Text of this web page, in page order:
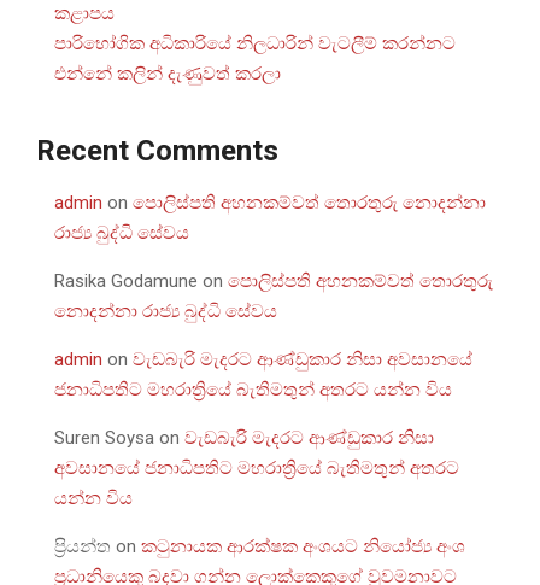
කළාපය
පාරිභෝගික අධිකාරියේ නිලධාරින් වැටලීම් කරන්නට
එන්නේ කලින් දැණුවත් කරලා
Recent Comments
admin on පොලිස්පති අහනකම්වත් තොරතුරු නොදන්නා
රාජ්‍ය බුද්ධි සේවය
Rasika Godamune on පොලිස්පති අහනකම්වත් තොරතුරු
නොදන්නා රාජ්‍ය බුද්ධි සේවය
admin on වැඩබැරි මැදරට ආණ්ඩුකාර නිසා අවසානයේ
ජනාධිපතිට මහරාත්‍රියේ බැතිමතුන් අතරට යන්න විය
Suren Soysa on වැඩබැරි මැදරට ආණ්ඩුකාර නිසා
අවසානයේ ජනාධිපතිට මහරාත්‍රියේ බැතිමතුන් අතරට
යන්න විය
ප්‍රියන්ත on කටුනායක ආරක්ෂක අංශයට නියෝජ්‍ය අංශ
ප්‍රධානියෙකු බදවා ගන්න ලොක්කෙකුගේ වුවමනාවට